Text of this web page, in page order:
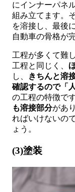
にインナーパネ
組み立てます。
を溶接し、最後
自動車の骨格が
工程が多くて難
工程と同じく、
し、
きちんと溶
確認するので「
の工程の特徴で
も溶接部分があ
ればいけないので
ょう。
(3)塗装